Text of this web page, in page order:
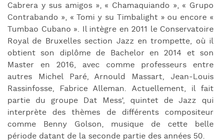
Cabrera y sus amigos », « Chamaquiando », « Grupo
Contrabando », « Tomi y su Timbalight » ou encore «
Tumbao Cubano ». Il intègre en 2011 le Conservatoire
Royal de Bruxelles section Jazz en trompette, où il
obtient son diplôme de Bachelor en 2014 et son
Master en 2016, avec comme professeurs entre
autres Michel Paré, Arnould Massart, Jean-Louis
Rassinfosse, Fabrice Alleman. Actuellement, il fait
partie du groupe Dat Mess', quintet de Jazz qui
interprète des thèmes de différents compositeur
comme Benny Golson, musique de cette belle
période datant de la seconde partie des années 50.